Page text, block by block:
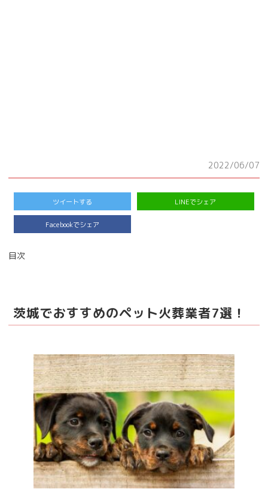
2022/06/07
ツイートする LINEでシェア
Facebookでシェア
目次
茨城でおすすめのペット火葬業者7選！